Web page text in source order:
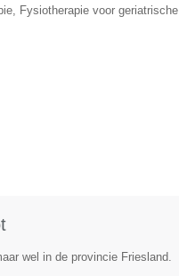
Fysiotherapie voor geriatrische
wel in de provincie Friesland.